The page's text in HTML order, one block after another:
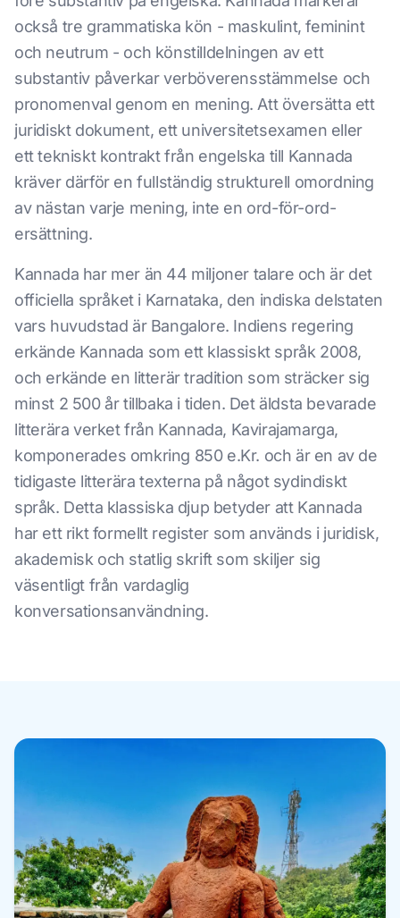
också tre grammatiska kön - maskulint, feminint
och neutrum - och könstilldelningen av ett
substantiv påverkar verböverensstämmelse och
pronomenval genom en mening. Att översätta ett
juridiskt dokument, ett universitetsexamen eller
ett tekniskt kontrakt från engelska till Kannada
kräver därför en fullständig strukturell omordning
av nästan varje mening, inte en ord-för-ord-
ersättning.
Kannada har mer än 44 miljoner talare och är det
officiella språket i Karnataka, den indiska delstaten
vars huvudstad är Bangalore. Indiens regering
erkände Kannada som ett klassiskt språk 2008,
och erkände en litterär tradition som sträcker sig
minst 2 500 år tillbaka i tiden. Det äldsta bevarade
litterära verket från Kannada, Kavirajamarga,
komponerades omkring 850 e.Kr. och är en av de
tidigaste litterära texterna på något sydindiskt
språk. Detta klassiska djup betyder att Kannada
har ett rikt formellt register som används i juridisk,
akademisk och statlig skrift som skiljer sig
väsentligt från vardaglig
konversationsanvändning.